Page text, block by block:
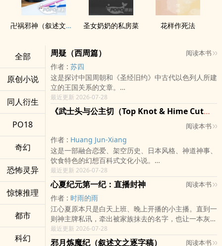
卍祸邪神（叙述文之逐字稿） 圣女奶奶的私房菜 花样作死法
全部
原创小说
同人衍生
PO18
奇幻
恐怖灵异
惊悚推理
都市
科幻
周疑（西周篇） 阅读本书
作者 : 苏四
这是探讨中国周朝和《圣经旧约》中古代以色列人所建
立的王国关系的文章。
感谢AI的帮助，无人工智慧，就没有此书出现的可能。
最近更新 2026-07-28
《武士头与公主切（Top Knot & Hime Cut）》
阅读本书
作者 : Huang Jun-Xiang
这是一部融合恋爱、架空历史、日本风格、神道神事、
饮食特色的幻想百科式文化小说。
故事以现代日本为舞台，描写源氏、平氏、藤原氏跟橘
氏四大家族延续近千年的文化竞争。武士头的源太郎与
公主切的平御子，在学习院的校园里，于弓道、流镝
马、茶道、相扑、和菓子与乌龙面等传统文化之间，进
而展开一段跨越历史宿命的爱情恋曲。
全书透过人物故事串联日本的神事、饮食、礼仪、武
艺、美学与历史，使读者在阅读小说的同时，也如同翻
阅一本充满故事性的日本文化百科。
最近更新 2026-07-28
心夏纪元第一纪：直播封神 阅读本书
作者 : 时雨的雨
江心夏原本只是白天上班、晚上开播的小主播。直到一
则神主牌私讯，牵出被家族抹去的名字，也让一本灰册
子在镜头外悄然翻页。 他以为自己只是在整理人间旧
事，却不知道每一次守住名字、饭水、香火与承诺，都
最近更新 2026-07-28
邪月炼魔纪（叙述文之逐字稿） 阅读本书